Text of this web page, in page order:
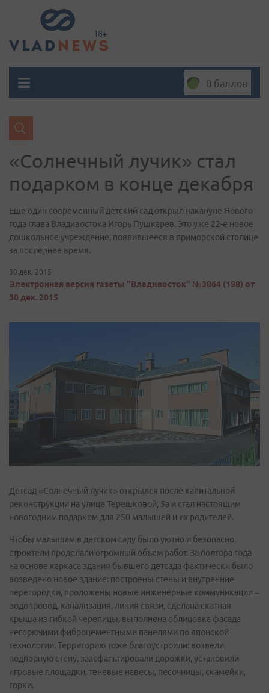
0 баллов
«Солнечный лучик» стал
подарком в конце декабря
Еще один современный детский сад открыл накануне Нового
года глава Владивостока Игорь Пушкарев. Это уже 22-е новое
дошкольное учреждение, появившееся в приморской столице
за последнее время.
30 дек. 2015
Электронная версия газеты "Владивосток" №3864 (198) от
30 дек. 2015
Детсад «Солнечный лучик» открылся после капитальной
реконструкции на улице Терешковой, 5а и стал настоящим
новогодним подарком для 250 малышей и их родителей.
Чтобы малышам в детском саду было уютно и безопасно,
строители проделали огромный объем работ. За полтора года
на основе каркаса здания бывшего детсада фактически было
возведено новое здание: построены стены и внутренние
перегородки, проложены новые инженерные коммуникации –
водопровод, канализация, линия связи, сделана скатная
крыша из гибкой черепицы, выполнена облицовка фасада
негорючими фиброцементными панелями по японской
технологии. Территорию тоже благоустроили: возвели
подпорную стену, заасфальтировали дорожки, установили
игровые площадки, теневые навесы, песочницы, скамейки,
горки.